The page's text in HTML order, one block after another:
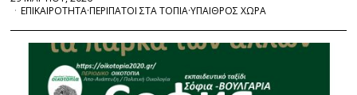
ΕΠΙΚΑΙΡΟΤΗΤΑ·ΠΕΡΙΠΑΤΟΙ ΣΤΑ ΤΟΠΙΑ·ΥΠΑΙΘΡΟΣ ΧΩΡΑ